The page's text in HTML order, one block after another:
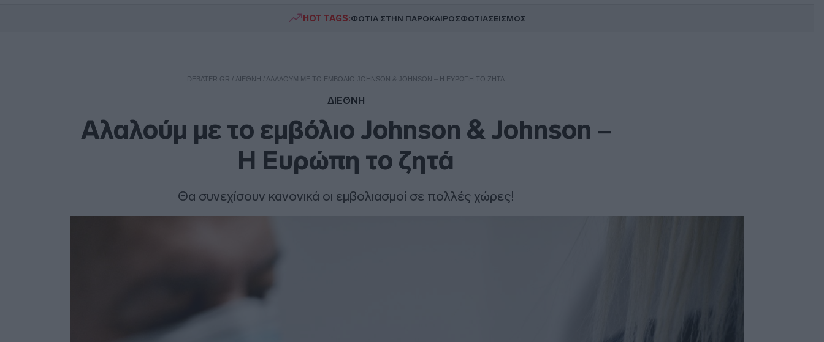
HOT TAGS:ΦΩΤΙΑ ΣΤΗΝ ΠΑΡΟΚΑΙΡΟΣΦΩΤΙΑΣΕΙΣΜΟΣ
DEBATER.GR / ΔΙΕΘΝΗ /ΑΛΑΛΟΎΜ ΜΕ ΤΟ ΕΜΒΌΛΙΟ JOHNSON & JOHNSON – Η ΕΥΡΏΠΗ ΤΟ ΖΗΤΆ
ΔΙΕΘΝΗ
Αλαλούμ με το εμβόλιο Johnson & Johnson –
Η Ευρώπη το ζητά
Θα συνεχίσουν κανονικά οι εμβολιασμοί σε πολλές χώρες!